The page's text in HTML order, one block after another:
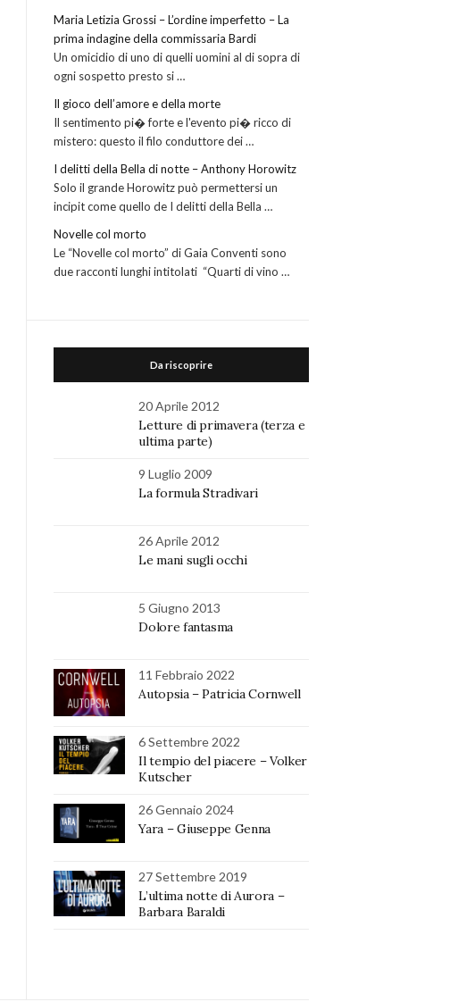
Maria Letizia Grossi – L’ordine imperfetto – La
prima indagine della commissaria Bardi
Un omicidio di uno di quelli uomini al di sopra di
ogni sospetto presto si …
Il gioco dell’amore e della morte
Il sentimento pi� forte e l'evento pi� ricco di
mistero: questo il filo conduttore dei …
I delitti della Bella di notte – Anthony Horowitz
Solo il grande Horowitz può permettersi un
incipit come quello de I delitti della Bella …
Novelle col morto
Le “Novelle col morto” di Gaia Conventi sono
due racconti lunghi intitolati “Quarti di vino …
Da riscoprire
20 Aprile 2012
Letture di primavera (terza e
ultima parte)
9 Luglio 2009
La formula Stradivari
26 Aprile 2012
Le mani sugli occhi
5 Giugno 2013
Dolore fantasma
11 Febbraio 2022
Autopsia – Patricia Cornwell
6 Settembre 2022
Il tempio del piacere – Volker
Kutscher
26 Gennaio 2024
Yara – Giuseppe Genna
27 Settembre 2019
L’ultima notte di Aurora –
Barbara Baraldi